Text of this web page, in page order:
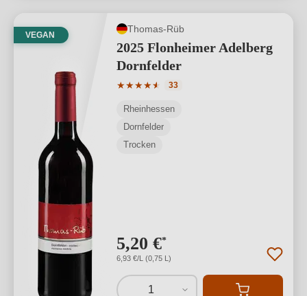
VEGAN
Thomas-Rüb
2025 Flonheimer Adelberg
Dornfelder
★★★★★
★
Durchschnittliche Bewertung von 4.91
33
Rheinhessen
Dornfelder
Trocken
5,20 €*
6,93 €/L (0,75 L)
1